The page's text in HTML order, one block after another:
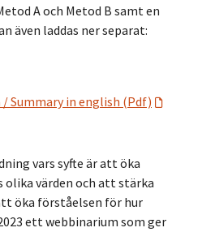
A och Metod B samt en
även laddas ner separat:
Summary in english (Pdf)
vars syfte är att öka
olika värden och att stärka
öka förståelsen för hur
ett webbinarium som ger